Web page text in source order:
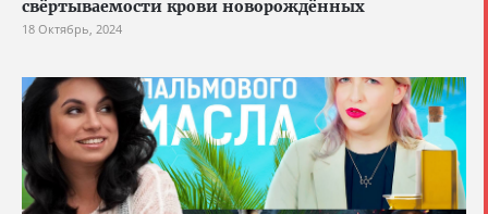
свёртываемости крови новорождённых
18 Октябрь, 2024